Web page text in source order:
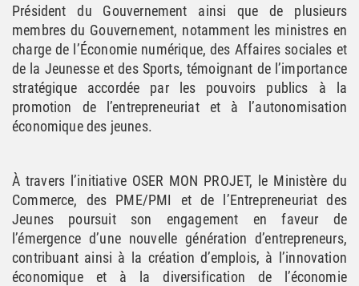
Président du Gouvernement ainsi que de plusieurs
membres du Gouvernement, notamment les ministres en
charge de l’Économie numérique, des Affaires sociales et
de la Jeunesse et des Sports, témoignant de l’importance
stratégique accordée par les pouvoirs publics à la
promotion de l’entrepreneuriat et à l’autonomisation
économique des jeunes.
À travers l’initiative OSER MON PROJET, le Ministère du
Commerce, des PME/PMI et de l’Entrepreneuriat des
Jeunes poursuit son engagement en faveur de
l’émergence d’une nouvelle génération d’entrepreneurs,
contribuant ainsi à la création d’emplois, à l’innovation
économique et à la diversification de l’économie